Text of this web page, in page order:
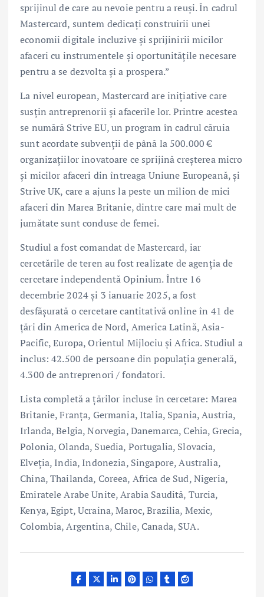
sprijinul de care au nevoie pentru a reuși. În cadrul
Mastercard, suntem dedicați construirii unei
economii digitale incluzive și sprijinirii micilor
afaceri cu instrumentele și oportunitățile necesare
pentru a se dezvolta și a prospera.”
La nivel european, Mastercard are inițiative care
susțin antreprenorii și afacerile lor. Printre acestea
se numără Strive EU, un program în cadrul căruia
sunt acordate subvenții de până la 500.000 €
organizațiilor inovatoare ce sprijină creșterea micro
și micilor afaceri din întreaga Uniune Europeană, și
Strive UK, care a ajuns la peste un milion de mici
afaceri din Marea Britanie, dintre care mai mult de
jumătate sunt conduse de femei.
Studiul a fost comandat de Mastercard, iar
cercetările de teren au fost realizate de agenția de
cercetare independentă Opinium. Între 16
decembrie 2024 și 3 ianuarie 2025, a fost
desfășurată o cercetare cantitativă online în 41 de
țări din America de Nord, America Latină, Asia-
Pacific, Europa, Orientul Mijlociu și Africa. Studiul a
inclus: 42.500 de persoane din populația generală,
4.300 de antreprenori / fondatori.
Lista completă a țărilor incluse în cercetare: Marea
Britanie, Franța, Germania, Italia, Spania, Austria,
Irlanda, Belgia, Norvegia, Danemarca, Cehia, Grecia,
Polonia, Olanda, Suedia, Portugalia, Slovacia,
Elveția, India, Indonezia, Singapore, Australia,
China, Thailanda, Coreea, Africa de Sud, Nigeria,
Emiratele Arabe Unite, Arabia Saudită, Turcia,
Kenya, Egipt, Ucraina, Maroc, Brazilia, Mexic,
Colombia, Argentina, Chile, Canada, SUA.